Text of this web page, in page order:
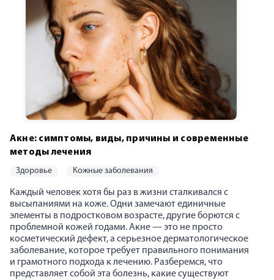
Акне: симптомы, виды, причины и современные
методы лечения
здоровье кожные заболевания
Каждый человек хотя бы раз в жизни сталкивался с
высыпаниями на коже. Одни замечают единичные
элементы в подростковом возрасте, другие борются с
проблемной кожей годами. Акне — это не просто
косметический дефект, а серьезное дерматологическое
заболевание, которое требует правильного понимания
и грамотного подхода к лечению. Разберемся, что
представляет собой эта болезнь, какие существуют